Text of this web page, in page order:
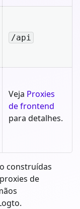
/api
Veja Proxies
de frontend
para detalhes.
construídas
de